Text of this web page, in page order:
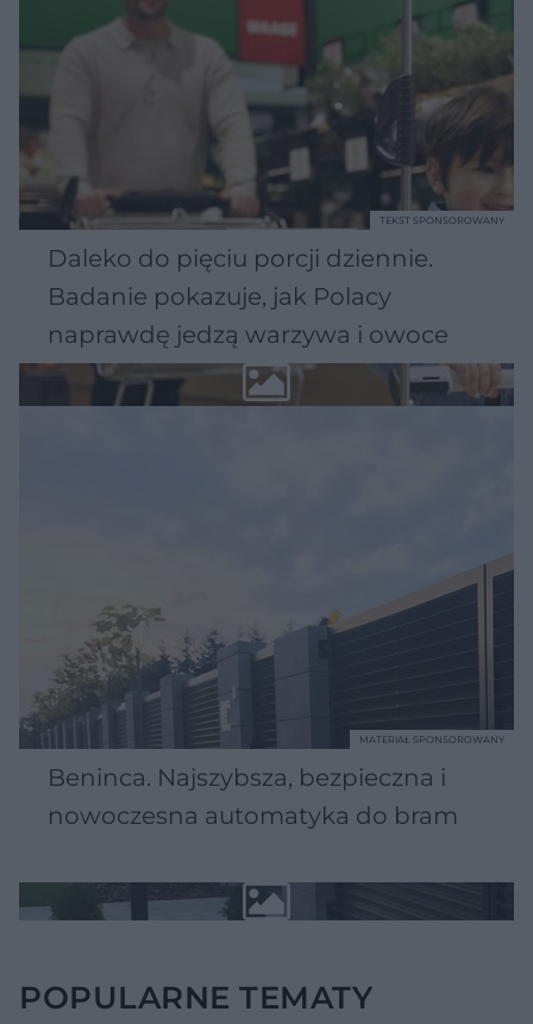
Daleko do pięciu porcji dziennie.
Badanie pokazuje, jak Polacy
naprawdę jedzą warzywa i owoce
TEKST SPONSOROWANY
Beninca. Najszybsza, bezpieczna i
nowoczesna automatyka do bram
MATERIAŁ SPONSOROWANY
POPULARNE TEMATY